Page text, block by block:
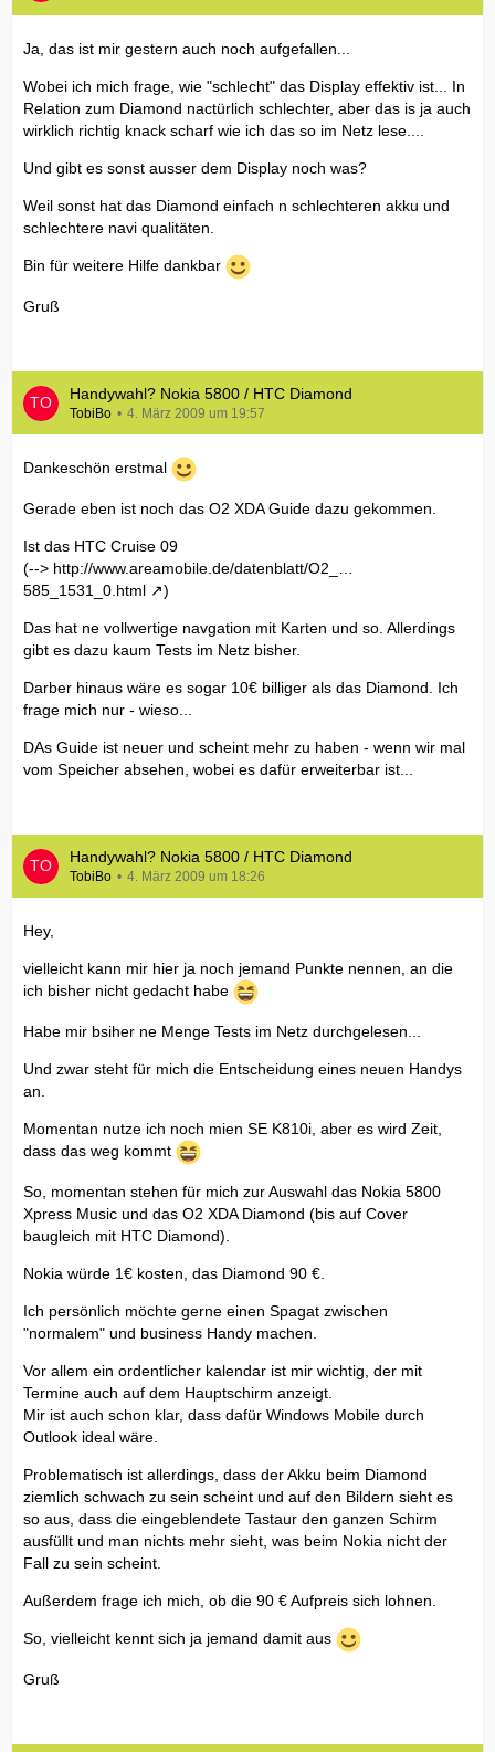
Ja, das ist mir gestern auch noch aufgefallen...
Wobei ich mich frage, wie "schlecht" das Display effektiv ist... In
Relation zum Diamond nactürlich schlechter, aber das is ja auch
wirklich richtig knack scharf wie ich das so im Netz lese....
Und gibt es sonst ausser dem Display noch was?
Weil sonst hat das Diamond einfach n schlechteren akku und
schlechtere navi qualitäten.
Bin für weitere Hilfe dankbar
Gruß
Handywahl? Nokia 5800 / HTC Diamond
TobiBo 4. März 2009 um 19:57
Dankeschön erstmal
Gerade eben ist noch das O2 XDA Guide dazu gekommen.
Ist das HTC Cruise 09
(--> http://www.areamobile.de/datenblatt/O2_…
585_1531_0.html
)
Das hat ne vollwertige navgation mit Karten und so. Allerdings
gibt es dazu kaum Tests im Netz bisher.
Darber hinaus wäre es sogar 10€ billiger als das Diamond. Ich
frage mich nur - wieso...
DAs Guide ist neuer und scheint mehr zu haben - wenn wir mal
vom Speicher absehen, wobei es dafür erweiterbar ist...
Handywahl? Nokia 5800 / HTC Diamond
TobiBo 4. März 2009 um 18:26
Hey,
vielleicht kann mir hier ja noch jemand Punkte nennen, an die
ich bisher nicht gedacht habe
Habe mir bsiher ne Menge Tests im Netz durchgelesen...
Und zwar steht für mich die Entscheidung eines neuen Handys
an.
Momentan nutze ich noch mien SE K810i, aber es wird Zeit,
dass das weg kommt
So, momentan stehen für mich zur Auswahl das Nokia 5800
Xpress Music und das O2 XDA Diamond (bis auf Cover
baugleich mit HTC Diamond).
Nokia würde 1€ kosten, das Diamond 90 €.
Ich persönlich möchte gerne einen Spagat zwischen
"normalem" und business Handy machen.
Vor allem ein ordentlicher kalendar ist mir wichtig, der mit
Termine auch auf dem Hauptschirm anzeigt.
Mir ist auch schon klar, dass dafür Windows Mobile durch
Outlook ideal wäre.
Problematisch ist allerdings, dass der Akku beim Diamond
ziemlich schwach zu sein scheint und auf den Bildern sieht es
so aus, dass die eingeblendete Tastaur den ganzen Schirm
ausfüllt und man nichts mehr sieht, was beim Nokia nicht der
Fall zu sein scheint.
Außerdem frage ich mich, ob die 90 € Aufpreis sich lohnen.
So, vielleicht kennt sich ja jemand damit aus
Gruß